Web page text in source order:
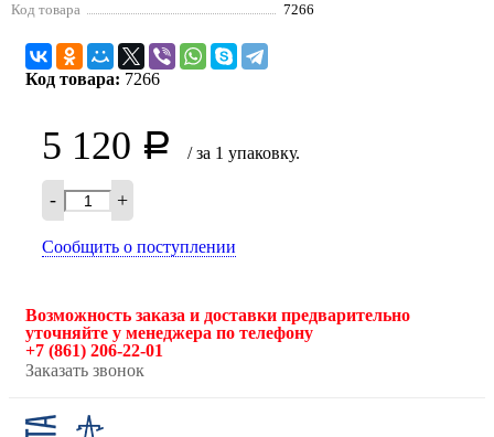
Код товара
7266
Код товара: 7266
5 120 Р / за 1 упаковку.
- +
Сообщить о поступлении
Возможность заказа и доставки предварительно
уточняйте у менеджера по телефону
+7 (861) 206-22-01
Заказать звонок